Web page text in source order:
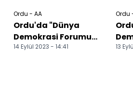
Ordu - AA
Ordu'da "Dünya
Demokrasi Forumu"
başladı
14 Eylül 2023 - 14:41
Ordu
13